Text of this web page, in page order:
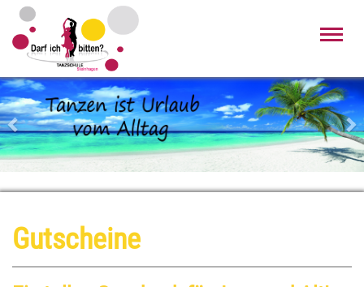
Zurück
Gutscheine